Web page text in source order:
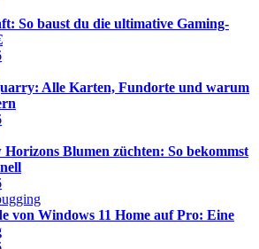
So baust du die ultimative Gaming-
Alle Karten, Fundorte und warum
Blumen züchten: So bekommst
von Windows 11 Home auf Pro: Eine